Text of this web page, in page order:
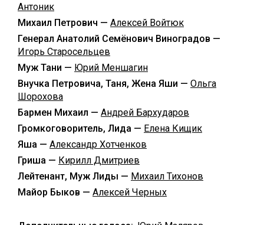
Антоник
Михаил Петрович — Алексей Войтюк
Генерал Анатолий Семёнович Виноградов —
Игорь Старосельцев
Муж Тани — Юрий Меншагин
Внучка Петровича, Таня, Жена Яши — Ольга
Шорохова
Бармен Михаил — Андрей Бархударов
Громкоговоритель, Лида — Елена Кищик
Яша — Александр Хотченков
Гриша — Кирилл Дмитриев
Лейтенант, Муж Лиды — Михаил Тихонов
Майор Быков — Алексей Черных